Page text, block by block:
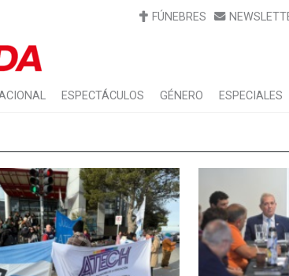
FÚNEBRES
ESPECTÁCULOS GÉNERO ESPECIALES